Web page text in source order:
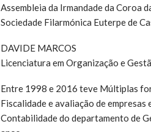
Assembleia da Irmandade da Coroa
Sociedade Filarmónica Euterpe de
DAVIDE MARCOS
Licenciatura em Organização e
Entre 1998 e 2016 teve Múltiplas
Fiscalidade e avaliação de
Contabilidade do departamento de